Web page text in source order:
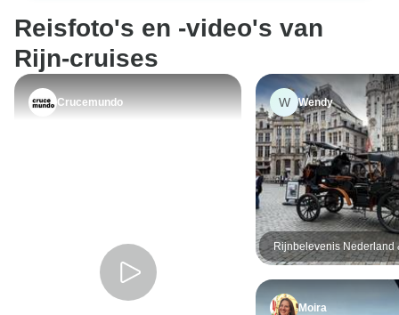
erg lekker. Al
we niet een
zullen maken?
Reisfoto's en -video's van
Rijn-cruises
Crucemundo W Wendy
Rijnbelevenis Nederland
België 2026
Moira